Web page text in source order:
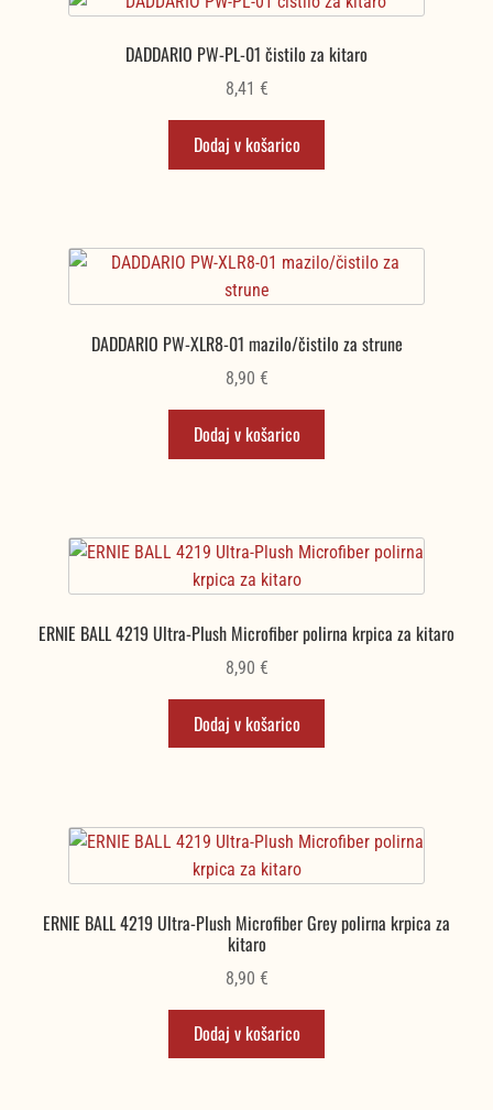
DADDARIO PW-PL-01 čistilo za kitaro
8,41 €
Dodaj v košarico
DADDARIO PW-XLR8-01 mazilo/čistilo za strune
8,90 €
Dodaj v košarico
ERNIE BALL 4219 Ultra-Plush Microfiber polirna krpica za kitaro
8,90 €
Dodaj v košarico
ERNIE BALL 4219 Ultra-Plush Microfiber Grey polirna krpica za
kitaro
8,90 €
Dodaj v košarico